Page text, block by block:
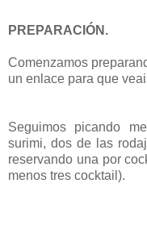
PREPARACIÓN.
Comenzamos
un enlace para que
Seguimos picando
surimi, dos de las
reservando una por
menos tres cocktail).